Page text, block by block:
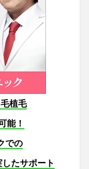
植毛
能！
での
たサポート